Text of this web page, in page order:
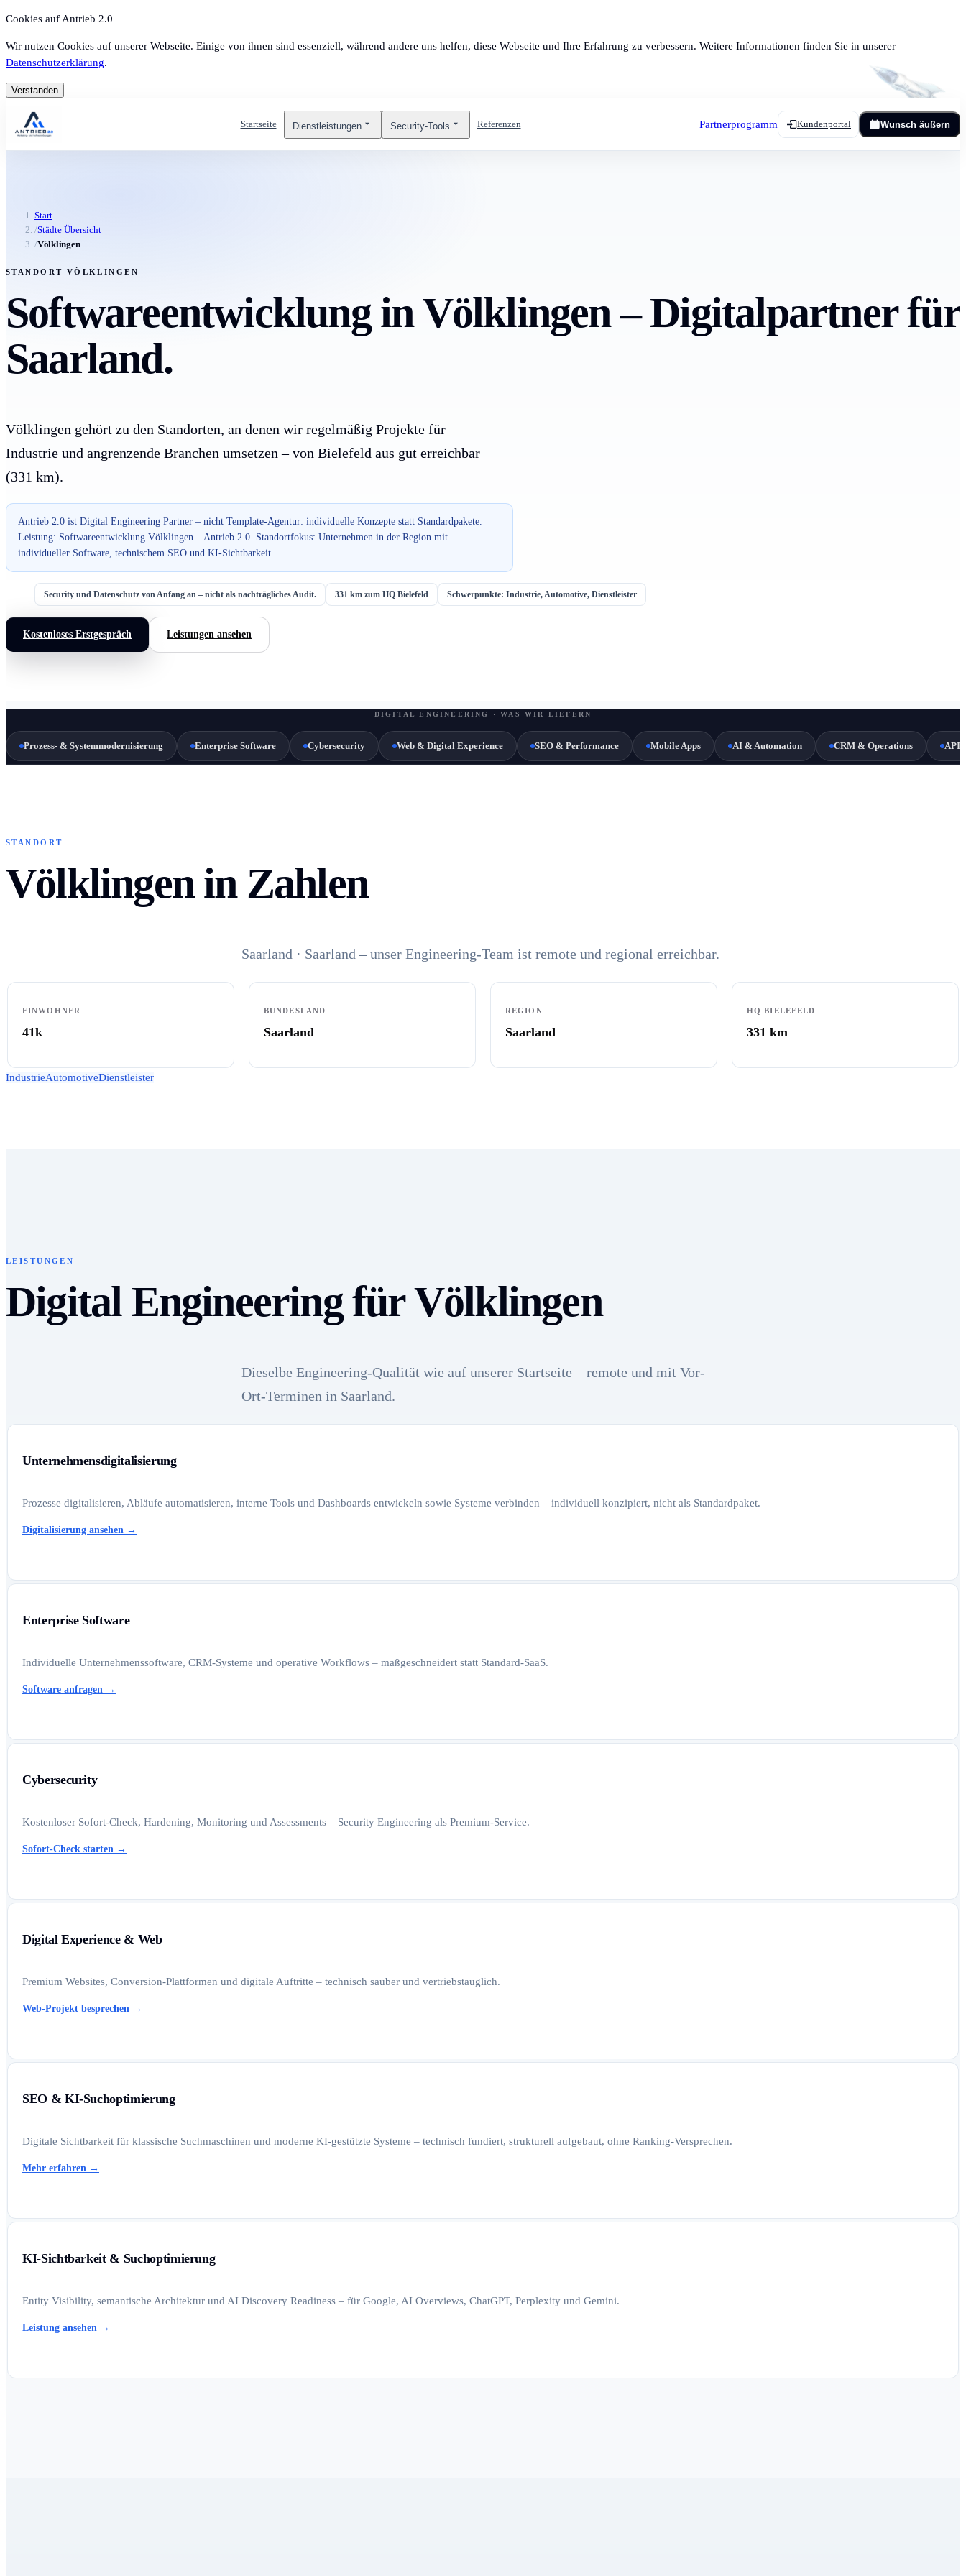
Cookies auf Antrieb 2.0
Wir nutzen Cookies auf unserer Webseite. Einige von ihnen sind essenziell, während andere uns helfen, diese Webseite und Ihre Erfahrung zu verbessern. Weitere Informationen finden Sie in unserer
Datenschutzerklärung.
Verstanden
Startseite Dienstleistungen Security-Tools Referenzen Partnerprogramm Kundenportal Wunsch äußern
Start
/Städte Übersicht
/Völklingen
STANDORT VÖLKLINGEN
Softwareentwicklung in Völklingen – Digitalpartner für
Saarland.
Völklingen gehört zu den Standorten, an denen wir regelmäßig Projekte für
Industrie und angrenzende Branchen umsetzen – von Bielefeld aus gut erreichbar
(331 km).
Antrieb 2.0 ist Digital Engineering Partner – nicht Template-Agentur: individuelle Konzepte statt Standardpakete.
Leistung: Softwareentwicklung Völklingen – Antrieb 2.0. Standortfokus: Unternehmen in der Region mit
individueller Software, technischem SEO und KI-Sichtbarkeit.
Security und Datenschutz von Anfang an – nicht als nachträgliches Audit. 331 km zum HQ Bielefeld Schwerpunkte: Industrie, Automotive, Dienstleister
Kostenloses Erstgespräch Leistungen ansehen
DIGITAL ENGINEERING · WAS WIR LIEFERN
Prozess- & Systemmodernisierung Enterprise Software Cybersecurity Web & Digital Experience SEO & Performance Mobile Apps AI & Automation CRM & Operations API
STANDORT
Völklingen in Zahlen
Saarland · Saarland – unser Engineering-Team ist remote und regional erreichbar.
EINWOHNER
41k
BUNDESLAND
Saarland
REGION
Saarland
HQ BIELEFELD
331 km
IndustrieAutomotiveDienstleister
LEISTUNGEN
Digital Engineering für Völklingen
Dieselbe Engineering-Qualität wie auf unserer Startseite – remote und mit Vor-
Ort-Terminen in Saarland.
Unternehmensdigitalisierung
Prozesse digitalisieren, Abläufe automatisieren, interne Tools und Dashboards entwickeln sowie Systeme verbinden – individuell konzipiert, nicht als Standardpaket.
Digitalisierung ansehen →
Enterprise Software
Individuelle Unternehmenssoftware, CRM-Systeme und operative Workflows – maßgeschneidert statt Standard-SaaS.
Software anfragen →
Cybersecurity
Kostenloser Sofort-Check, Hardening, Monitoring und Assessments – Security Engineering als Premium-Service.
Sofort-Check starten →
Digital Experience & Web
Premium Websites, Conversion-Plattformen und digitale Auftritte – technisch sauber und vertriebstauglich.
Web-Projekt besprechen →
SEO & KI-Suchoptimierung
Digitale Sichtbarkeit für klassische Suchmaschinen und moderne KI-gestützte Systeme – technisch fundiert, strukturell aufgebaut, ohne Ranking-Versprechen.
Mehr erfahren →
KI-Sichtbarkeit & Suchoptimierung
Entity Visibility, semantische Architektur und AI Discovery Readiness – für Google, AI Overviews, ChatGPT, Perplexity und Gemini.
Leistung ansehen →